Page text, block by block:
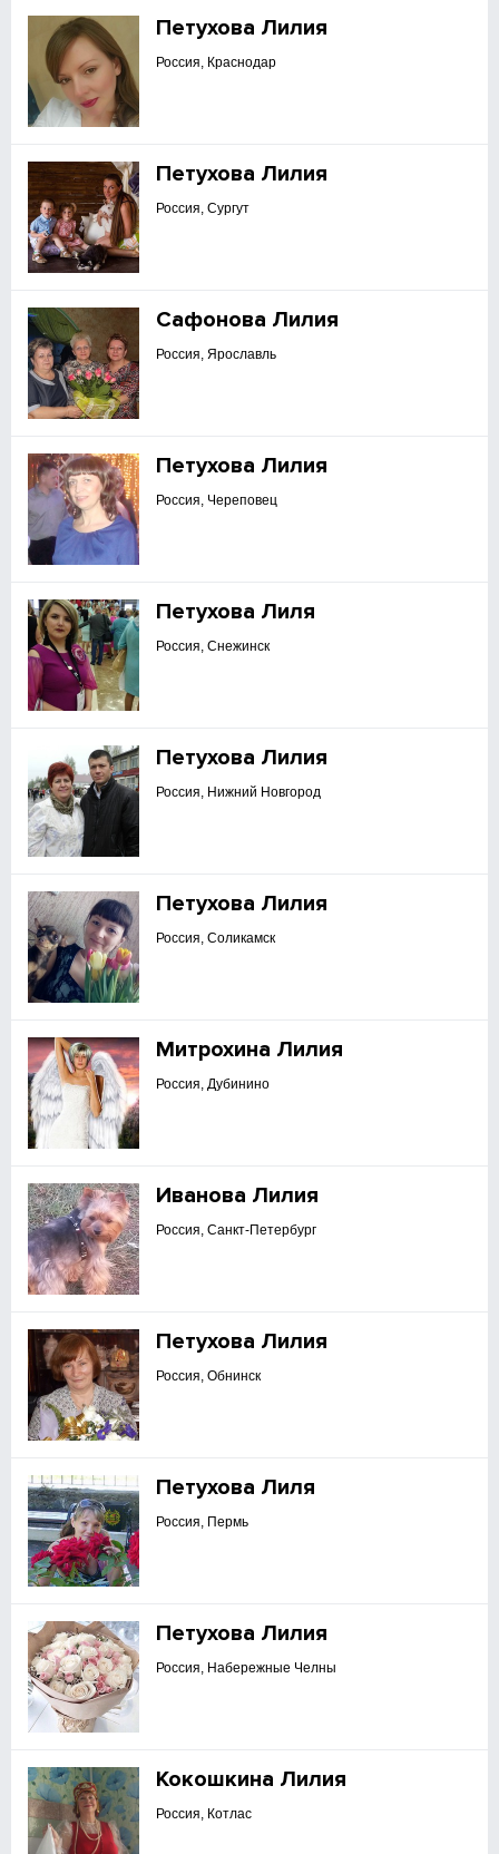
Петухова Лилия
Россия, Краснодар
Петухова Лилия
Россия, Сургут
Сафонова Лилия
Россия, Ярославль
Петухова Лилия
Россия, Череповец
Петухова Лиля
Россия, Снежинск
Петухова Лилия
Россия, Нижний Новгород
Петухова Лилия
Россия, Соликамск
Митрохина Лилия
Россия, Дубинино
Иванова Лилия
Россия, Санкт-Петербург
Петухова Лилия
Россия, Обнинск
Петухова Лиля
Россия, Пермь
Петухова Лилия
Россия, Набережные Челны
Кокошкина Лилия
Россия, Котлас